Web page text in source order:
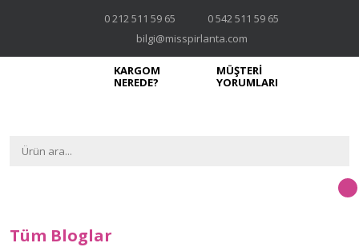
0 212 511 59 65
0 542 511 59 65
bilgi@misspirlanta.com
KARGOM
NEREDE?
MÜŞTERİ
YORUMLARI
Tüm Bloglar